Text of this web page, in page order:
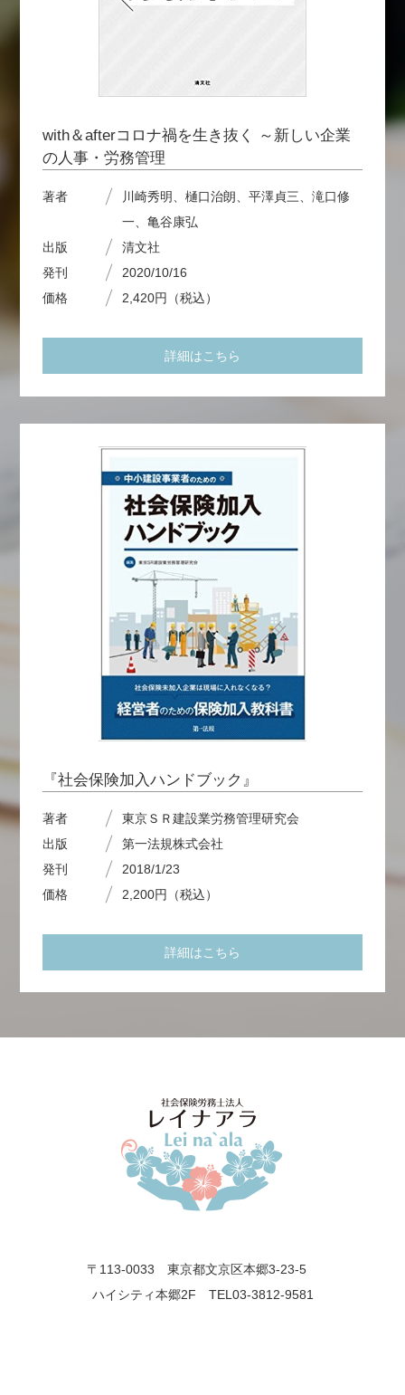
with＆afterコロナ禍を生き抜く ～新しい企業
の人事・労務管理
著者
川崎秀明、樋口治朗、平澤貞三、滝口修
一、亀谷康弘
出版
清文社
発刊
2020/10/16
価格
2,420円（税込）
詳細はこちら
『社会保険加入ハンドブック』
著者
東京ＳＲ建設業労務管理研究会
出版
第一法規株式会社
発刊
2018/1/23
価格
2,200円（税込）
詳細はこちら
〒113-0033 東京都文京区本郷3-23-5
ハイシティ本郷2F TEL03-3812-9581